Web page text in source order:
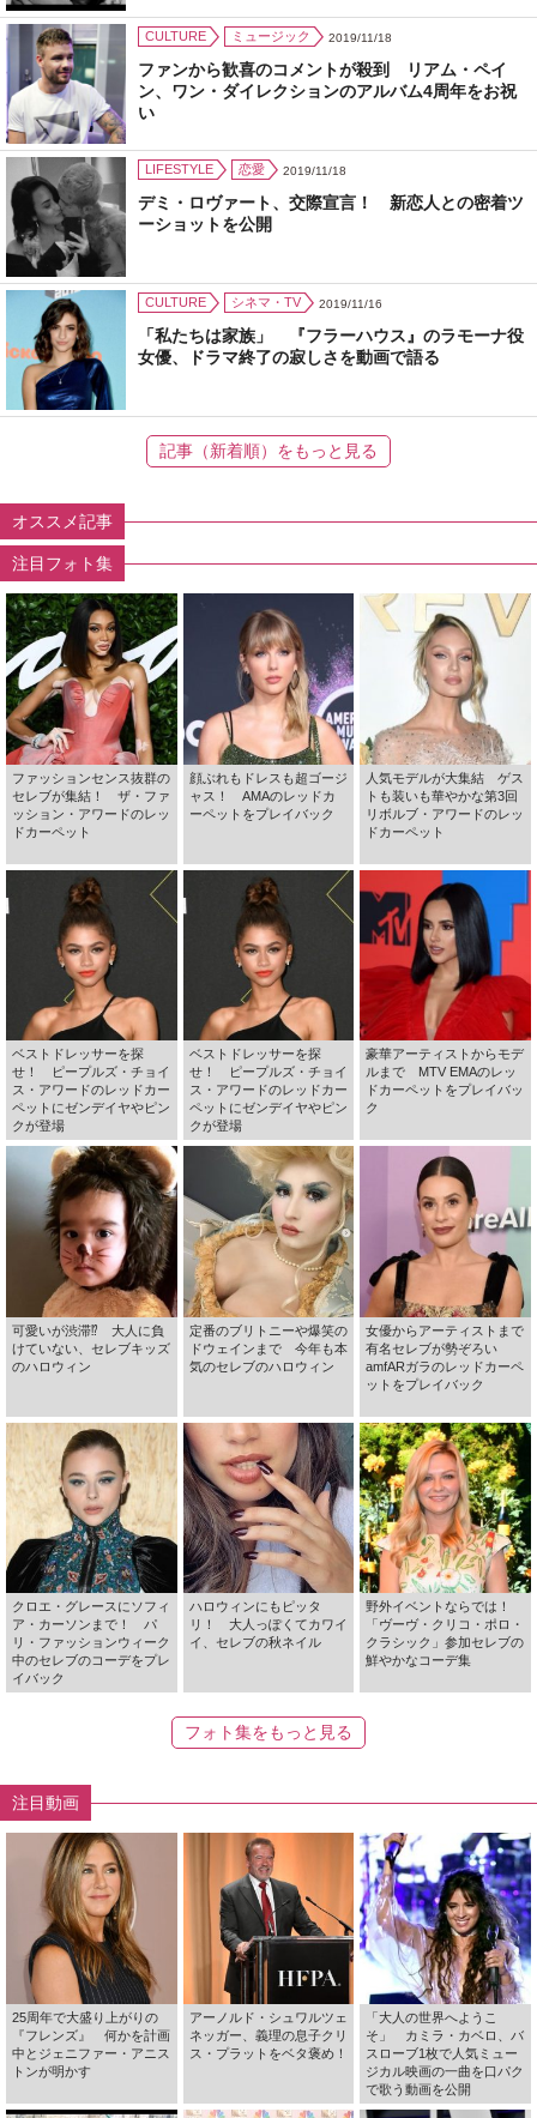
CULTURE ミュージック 2019/11/18
ファンから歓喜のコメントが殺到 リアム・ペイ
ン、ワン・ダイレクションのアルバム4周年をお祝
い
LIFESTYLE 恋愛 2019/11/18
デミ・ロヴァート、交際宣言！ 新恋人との密着ツ
ーショットを公開
CULTURE シネマ・TV 2019/11/16
「私たちは家族」 『フラーハウス』のラモーナ役
女優、ドラマ終了の寂しさを動画で語る
記事（新着順）をもっと見る
オススメ記事
注目フォト集
ファッションセンス抜群の
セレブが集結！ ザ・ファ
ッション・アワードのレッ
ドカーペット
顔ぶれもドレスも超ゴージ
ャス！ AMAのレッドカ
ーペットをプレイバック
人気モデルが大集結 ゲス
トも装いも華やかな第3回
リボルブ・アワードのレッ
ドカーペット
ベストドレッサーを探
せ！ ピープルズ・チョイ
ス・アワードのレッドカー
ペットにゼンデイヤやピン
クが登場
ベストドレッサーを探
せ！ ピープルズ・チョイ
ス・アワードのレッドカー
ペットにゼンデイヤやピン
クが登場
豪華アーティストからモデ
ルまで MTV EMAのレッ
ドカーペットをプレイバッ
ク
可愛いが渋滞⁉ 大人に負
けていない、セレブキッズ
のハロウィン
定番のブリトニーや爆笑の
ドウェインまで 今年も本
気のセレブのハロウィン
女優からアーティストまで
有名セレブが勢ぞろい
amfARガラのレッドカーペ
ットをプレイバック
クロエ・グレースにソフィ
ア・カーソンまで！ パ
リ・ファッションウィーク
中のセレブのコーデをプレ
イバック
ハロウィンにもピッタ
リ！ 大人っぽくてカワイ
イ、セレブの秋ネイル
野外イベントならでは！
「ヴーヴ・クリコ・ポロ・
クラシック」参加セレブの
鮮やかなコーデ集
フォト集をもっと見る
注目動画
25周年で大盛り上がりの
『フレンズ』 何かを計画
中とジェニファー・アニス
トンが明かす
アーノルド・シュワルツェ
ネッガー、義理の息子クリ
ス・プラットをベタ褒め！
「大人の世界へようこ
そ」 カミラ・カベロ、バ
スローブ1枚で人気ミュー
ジカル映画の一曲を口パク
で歌う動画を公開